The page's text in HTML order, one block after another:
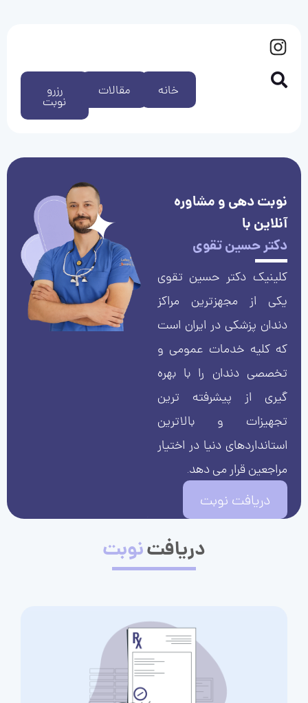
رزرو
نوبت
مقالات خانه
نوبت دهی و مشاوره
آنلاین با
دکتر حسین تقوی
کلینیک دکتر حسین تقوی
یکی از مجهزترین مراکز
دندان پزشکی در ایران است
که کلیه خدمات عمومی و
تخصصی دندان را با بهره
گیری از پیشرفته ترین
تجهیزات و بالاترین
استانداردهای دنیا در اختیار
مراجعین قرار می دهد.
دریافت نوبت
دریافتنوبت